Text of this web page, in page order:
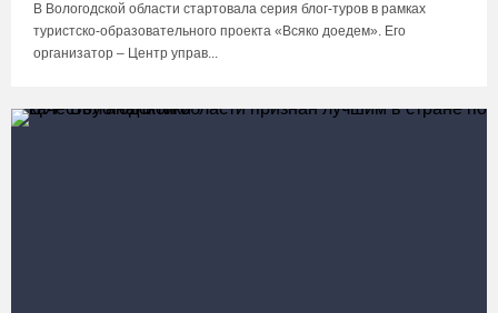
В Вологодской области стартовала серия блог-туров в рамках
туристско-образовательного проекта «Всяко доедем». Его
организатор – Центр управ...